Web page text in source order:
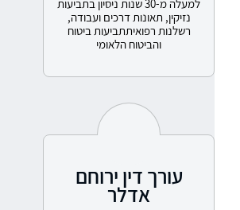
למעלה מ-30 שנות ניסיון בתביעות
נזיקין, תאונות דרכים ועבודה,
רשלנות רפואיתתביעות ביטוח
והביטוח הלאומי
עורך דין ירוחם
אדלר